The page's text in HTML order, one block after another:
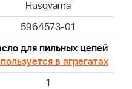
Husqvarna
Husqvarna
Husqvarna
Husqvarna
Husqvarna
Husqvarna
Husqvarna
5964573-01
для пильных цепей
в агрегатах
1